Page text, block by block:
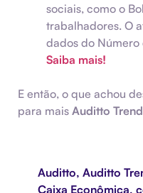
sociais, como o
trabalhadores. O
dados do Número
Saiba mais!
E então, o que achou
para mais Auditto
Auditto, Auditto
Caixa Econômica,